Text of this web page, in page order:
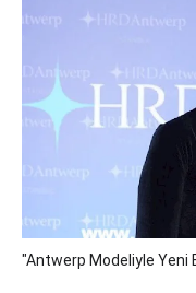
"Antwerp Modeliyle Yeni